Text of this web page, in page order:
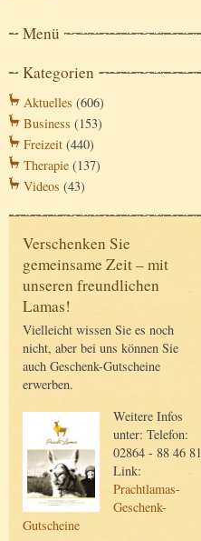
Menü
Kategorien
Aktuelles (606)
Business (153)
Freizeit (440)
Therapie (137)
Videos (43)
Verschenken Sie
gemeinsame Zeit – mit
unseren freundlichen
Lamas!
Vielleicht wissen Sie es noch
nicht, aber bei uns können Sie
auch Geschenk-Gutscheine
erwerben.
Weitere Infos
unter: Telefon:
02864 - 88 46 81
Link:
Prachtlamas-
Geschenk-
Gutscheine